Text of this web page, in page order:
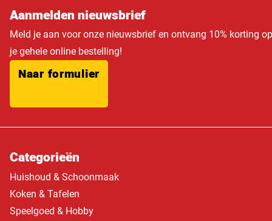
Aanmelden nieuwsbrief
Meld je aan voor onze nieuwsbrief en ontvang 10% korting op
je gehele online bestelling!
Naar formulier
Categorieën
Huishoud & Schoonmaak
Koken & Tafelen
Speelgoed & Hobby